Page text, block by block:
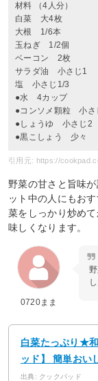
材料 （4人分）
白菜 大4枚
大根 1/6本
玉ねぎ 1/2個
ベーコン 2枚
サラダ油 小さじ1
塩 小さじ1/3
●水 4カップ
●コンソメ顆粒 小さ
●しょうゆ 小さじ2
●黒こしょう 少々
引用元: https://
野菜の甘さと旨味
ット中の人にもお
菜をしっかり炒め
味しくなります。
0720まま
白菜たっぷり★
ッド】 簡単おい
出典: クックパッド